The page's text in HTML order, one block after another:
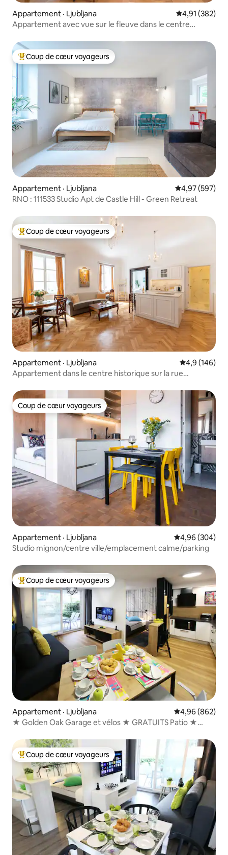
Appartement · Ljubljana Note
4,91 (382)
Appartement avec vue sur le fleuve dans le centre
Coup de cœur voyageurs parmi les plus aimés
Coup de cœur voyageurs
Appartement · Ljubljana Note
4,97 (597)
RNO : 111533 Studio Apt de Castle Hill - Green Retreat
Coup de cœur voyageurs parmi les plus aimés
Coup de cœur voyageurs
Appartement · Ljubljana Note
4,9 (146)
Appartement dans le centre historique sur la rue
Coup de cœur voyageurs
Coup de cœur voyageurs
Appartement · Ljubljana Note
4,96 (304)
Studio mignon/centre ville/emplacement calme/parking
Coup de cœur voyageurs parmi les plus aimés
Coup de cœur voyageurs
Appartement · Ljubljana Note
4,96 (862)
★ Golden Oak Garage et vélos ★ GRATUITS Patio ★
Coup de cœur voyageurs parmi les plus aimés
Coup de cœur voyageurs